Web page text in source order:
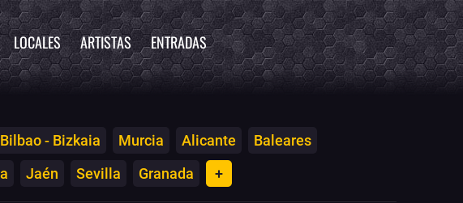
LOCALES ARTISTAS ENTRADAS
Bilbao - Bizkaia Murcia Alicante
Baleares
Jaén Sevilla Granada +